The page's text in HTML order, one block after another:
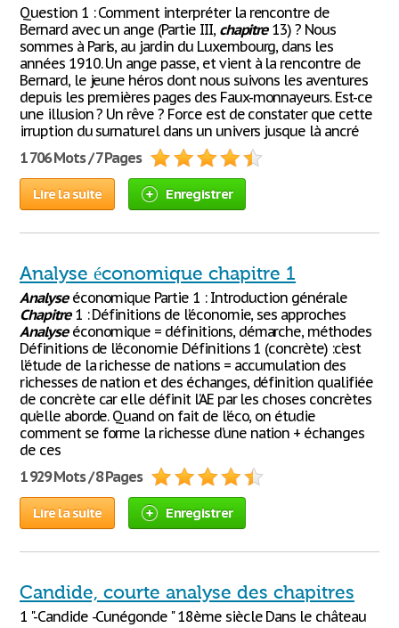
Question 1 : Comment interpréter la rencontre de
Bernard avec un ange (Partie III, chapitre13) ? Nous
sommes à Paris, au jardin du Luxembourg, dans les
années 1910. Un ange passe, et vient à la rencontre de
Bernard, le jeune héros dont nous suivons les aventures
depuis les premières pages des Faux-monnayeurs. Est-ce
une illusion ? Un rêve ? Force est de constater que cette
irruption du surnaturel dans un univers jusque là ancré
1 706 Mots / 7 Pages
Lire la suite Enregistrer
Analyse économique chapitre 1
Analyseéconomique Partie 1 : Introduction générale
Chapitre1 : Définitions de l’économie, ses approches
Analyseéconomique = définitions, démarche, méthodes
Définitions de l’économie Définitions 1 (concrète) :c’est
l’étude de la richesse de nations = accumulation des
richesses de nation et des échanges, définition qualifiée
de concrète car elle définit l’AE par les choses concrètes
qu’elle aborde. Quand on fait de l’éco, on étudie
comment se forme la richesse d’une nation + échanges
de ces
1 929 Mots / 8 Pages
Lire la suite Enregistrer
Candide, courte analyse des chapitres
1 "-Candide -Cunégonde " 18ème siècle Dans le château